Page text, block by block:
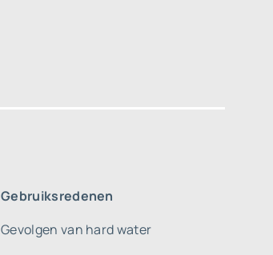
Gebruiksredenen
Gevolgen van hard water